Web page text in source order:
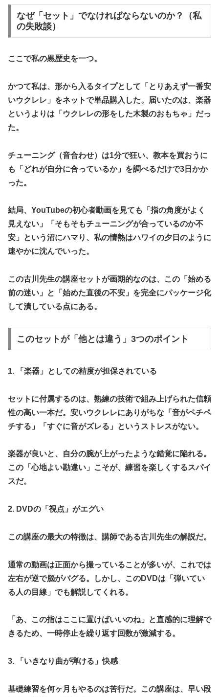
​なぜ「セット」でなければならないのか？（私
の失敗談）
​ここで私の黒歴史を一つ。
かつて私は、形から入るタイプとして「とりあえず一番安
いウクレレ」をネットで単品購入した。届いたのは、楽器
というよりは「ウクレレの形をした木製のおもちゃ」だっ
た。
​チューニング（音合わせ）は1分で狂い、教本を買おうに
も「どれが自分に合っているか」を調べるだけで3日かか
った。
結局、YouTubeの初心者動画を見ても「指の角度がよく
見えない」「そもそもチューニングが合っているのか不
安」という沼にハマり、私の情熱はハワイの夕日のように
速やかに沈んでいった。
​この古川先生の講座セットが画期的なのは、この「始める
前の迷い」と「始めた直後の不安」を完全にパッケージ化
して潰している点にある。
​このセットが「他とは違う」3つのポイント
​1. 「楽器」としての精度が担保されている
​セットに付属するのは、熟練の技術で組み上げられた信頼
性の高い一本だ。安いウクレレにありがちな「音がペチペ
チする」「すぐに音がズレる」というストレスがない。
楽器が良いと、自分の腕が上がったような錯覚に陥れる。
この「心地よい勘違い」こそが、練習を楽しくするスパイ
スだ。
​2. DVDの「視点」がエグい
​この講座の最大の特徴は、講師である古川先生の解説だ。
通常の動画は正面から撮っていることが多いが、これでは
左右が逆で脳がバグる。しかし、このDVDは「弾いてい
る人の目線」でも解説してくれる。
「あ、この指はここに置けばいいのね」と直感的に理解で
きるため、一時停止を繰り返す回数が激減する。
​3. 「いきなり曲が弾ける」快感
​基礎練習を何ヶ月もやるのは苦行だ。この講座は、早い段